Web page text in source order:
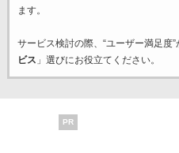
ます。
サービス検討の際、“ユーザー満足度
ビス 」選びにお役立てください。
PR